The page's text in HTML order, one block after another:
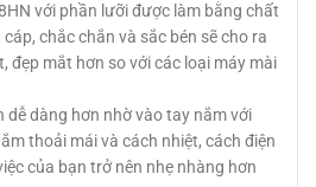
với phần lưỡi được làm bằng chất
chắc chắn và sắc bén sẽ cho ra
đẹp mắt hơn so với các loại máy mài
dễ dàng hơn nhờ vào tay nắm với
thoải mái và cách nhiệt, cách điện
của bạn trở nên nhẹ nhàng hơn